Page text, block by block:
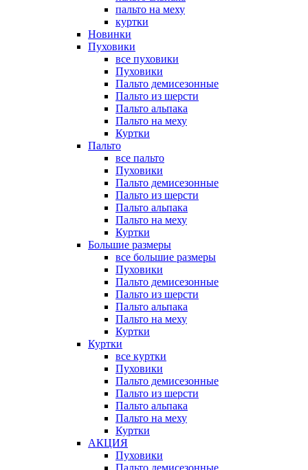
пальто на меху
куртки
Новинки
Пуховики
все пуховики
Пуховики
Пальто демисезонные
Пальто из шерсти
Пальто альпака
Пальто на меху
Куртки
Пальто
все пальто
Пуховики
Пальто демисезонные
Пальто из шерсти
Пальто альпака
Пальто на меху
Куртки
Большие размеры
все большие размеры
Пуховики
Пальто демисезонные
Пальто из шерсти
Пальто альпака
Пальто на меху
Куртки
Куртки
все куртки
Пуховики
Пальто демисезонные
Пальто из шерсти
Пальто альпака
Пальто на меху
Куртки
АКЦИЯ
Пуховики
Пальто демисезонные